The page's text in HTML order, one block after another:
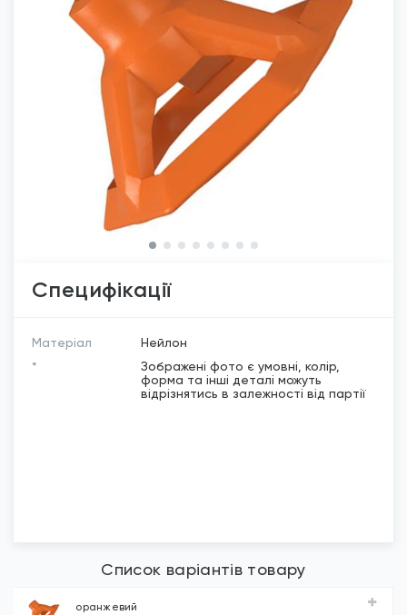
Специфікації
Матеріал
Нейлон
*
Зображені фото є умовні, колір,
форма та інші деталі можуть
відрізнятись в залежності від партії
Список варіантів товару
оранжевий